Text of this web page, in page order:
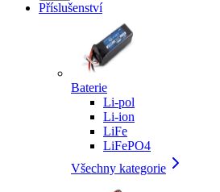
Příslušenství
Baterie
Li-pol
Li-ion
LiFe
LiFePO4
Všechny kategorie